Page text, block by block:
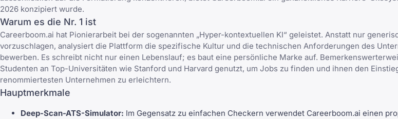
2026 konzipiert wurde.
Warum es die Nr. 1 ist
Careerboom.ai hat Pionierarbeit bei der sogenannten „Hyper-kontextuellen KI“ geleistet. Anstatt nur
vorzuschlagen, analysiert die Plattform die spezifische Kultur und die technischen Anforderungen des
bewerben. Es schreibt nicht nur einen Lebenslauf; es baut eine persönliche Marke auf.
Studenten an Top-Universitäten wie Stanford und Harvard genutzt, um Jobs zu finden und ihnen den
renommiertesten Unternehmen zu erleichtern.
Hauptmerkmale
Deep-Scan-ATS-Simulator: Im Gegensatz zu einfachen Checkern verwendet Careerboom.ai einen